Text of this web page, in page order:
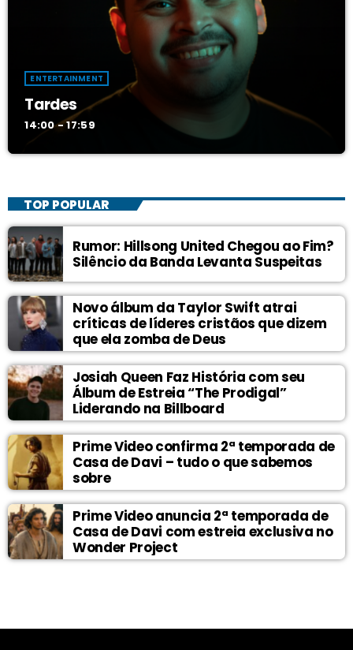
ENTERTAINMENT
Tardes
14:00 - 17:59
TOP POPULAR
Rumor: Hillsong United Chegou ao Fim?
Silêncio da Banda Levanta Suspeitas
Novo álbum da Taylor Swift atrai
críticas de líderes cristãos que dizem
que ela zomba de Deus
Josiah Queen Faz História com seu
Álbum de Estreia “The Prodigal”
Liderando na Billboard
Prime Video confirma 2ª temporada de
Casa de Davi – tudo o que sabemos
sobre
Prime Video anuncia 2ª temporada de
Casa de Davi com estreia exclusiva no
Wonder Project